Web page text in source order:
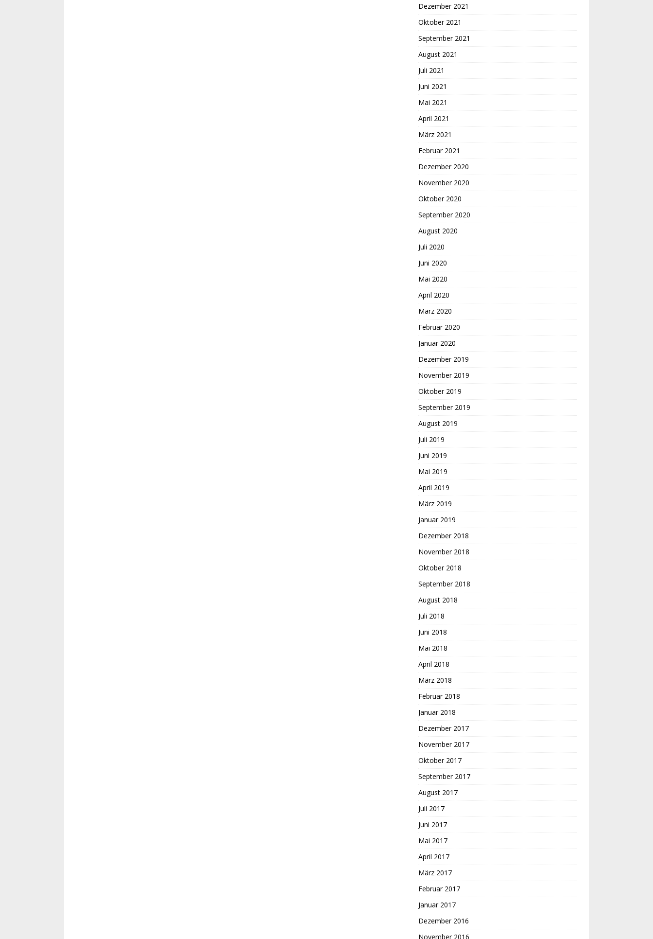
Dezember 2021
Oktober 2021
September 2021
August 2021
Juli 2021
Juni 2021
Mai 2021
April 2021
März 2021
Februar 2021
Dezember 2020
November 2020
Oktober 2020
September 2020
August 2020
Juli 2020
Juni 2020
Mai 2020
April 2020
März 2020
Februar 2020
Januar 2020
Dezember 2019
November 2019
Oktober 2019
September 2019
August 2019
Juli 2019
Juni 2019
Mai 2019
April 2019
März 2019
Januar 2019
Dezember 2018
November 2018
Oktober 2018
September 2018
August 2018
Juli 2018
Juni 2018
Mai 2018
April 2018
März 2018
Februar 2018
Januar 2018
Dezember 2017
November 2017
Oktober 2017
September 2017
August 2017
Juli 2017
Juni 2017
Mai 2017
April 2017
März 2017
Februar 2017
Januar 2017
Dezember 2016
November 2016